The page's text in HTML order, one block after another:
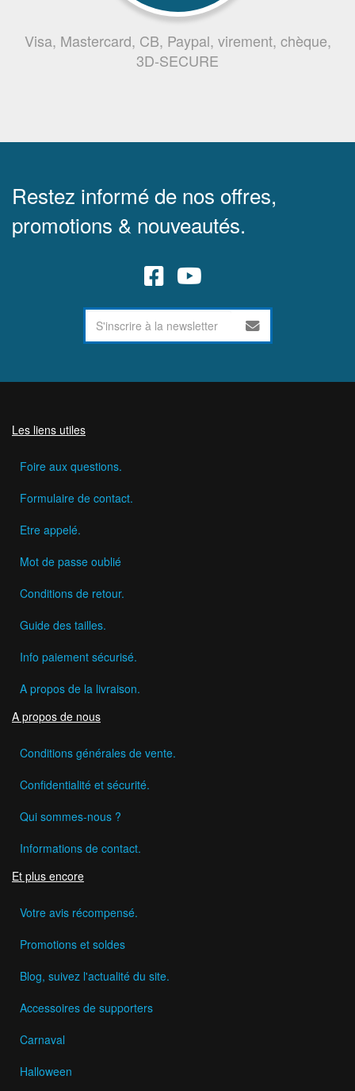
Visa, Mastercard, CB, Paypal, virement, chèque,
3D-SECURE
Restez informé de nos offres,
promotions & nouveautés.
Les liens utiles
Foire aux questions.
Formulaire de contact.
Etre appelé.
Mot de passe oublié
Conditions de retour.
Guide des tailles.
Info paiement sécurisé.
A propos de la livraison.
A propos de nous
Conditions générales de vente.
Confidentialité et sécurité.
Qui sommes-nous ?
Informations de contact.
Et plus encore
Votre avis récompensé.
Promotions et soldes
Blog, suivez l'actualité du site.
Accessoires de supporters
Carnaval
Halloween